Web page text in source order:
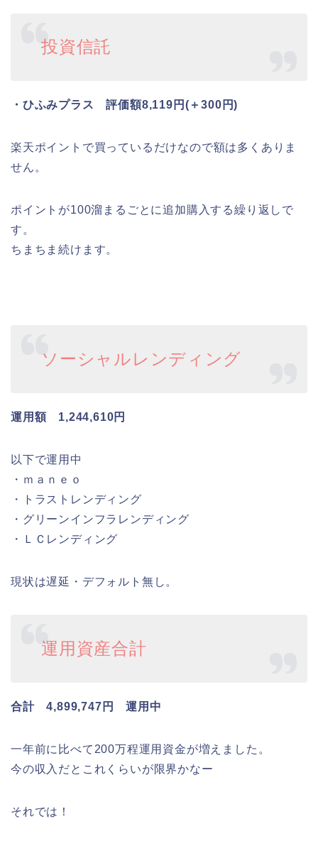
投資信託
・ひふみプラス 評価額8,119円(＋300円)
楽天ポイントで買っているだけなので額は多くありま
せん。
ポイントが100溜まるごとに追加購入する繰り返しで
す。
ちまちま続けます。
ソーシャルレンディング
運用額 1,244,610円
以下で運用中
・ｍａｎｅｏ
・トラストレンディング
・グリーンインフラレンディング
・ＬＣレンディング
現状は遅延・デフォルト無し。
運用資産合計
合計 4,899,747円 運用中
一年前に比べて200万程運用資金が増えました。
今の収入だとこれくらいが限界かなー
それでは！